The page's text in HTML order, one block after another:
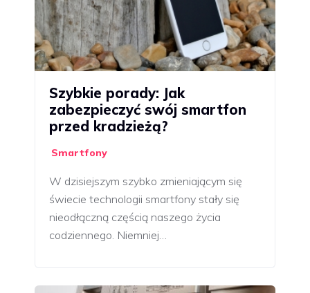
Szybkie porady: Jak
zabezpieczyć swój smartfon
przed kradzieżą?
Smartfony
W dzisiejszym szybko zmieniającym się
świecie technologii smartfony stały się
nieodłączną częścią naszego życia
codziennego. Niemniej…